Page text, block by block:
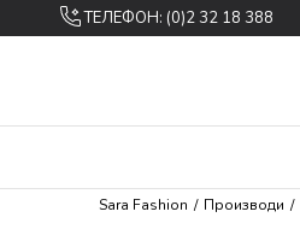
ТЕЛЕФОН: (0)2 32 18 388
Sara Fashion Производи